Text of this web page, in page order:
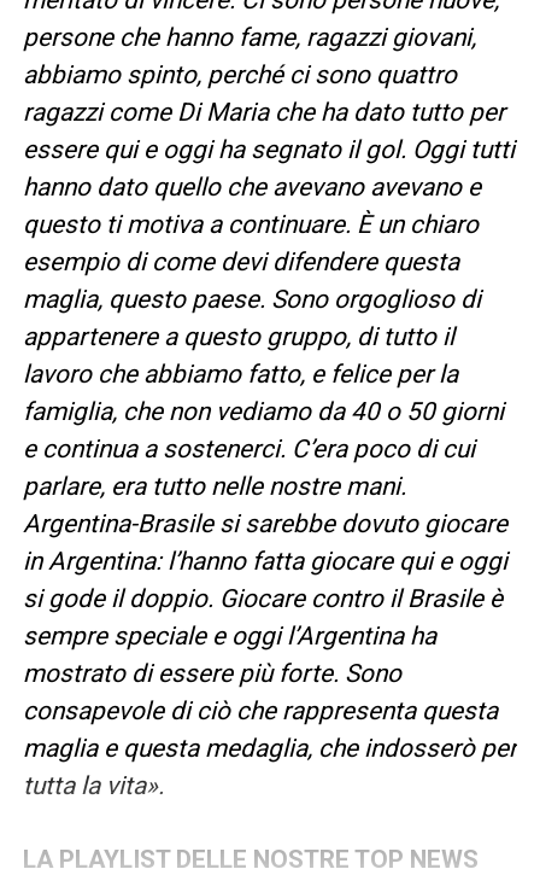
persone che hanno fame, ragazzi giovani,
abbiamo spinto, perché ci sono quattro
ragazzi come Di Maria che ha dato tutto per
essere qui e oggi ha segnato il gol. Oggi tutti
hanno dato quello che avevano avevano e
questo ti motiva a continuare. È un chiaro
esempio di come devi difendere questa
maglia, questo paese. Sono orgoglioso di
appartenere a questo gruppo, di tutto il
lavoro che abbiamo fatto, e felice per la
famiglia, che non vediamo da 40 o 50 giorni
e continua a sostenerci. C’era poco di cui
parlare, era tutto nelle nostre mani.
Argentina-Brasile si sarebbe dovuto giocare
in Argentina: l’hanno fatta giocare qui e oggi
si gode il doppio. Giocare contro il Brasile è
sempre speciale e oggi l’Argentina ha
mostrato di essere più forte. Sono
consapevole di ciò che rappresenta questa
maglia e questa medaglia, che indosserò per
tutta la vita».
LA PLAYLIST DELLE NOSTRE TOP NEWS